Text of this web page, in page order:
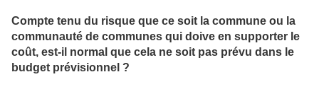
Compte tenu du risque que ce soit la commune ou la
communauté de communes qui doive en supporter le
coût, est-il normal que cela ne soit pas prévu dans le
budget prévisionnel ?